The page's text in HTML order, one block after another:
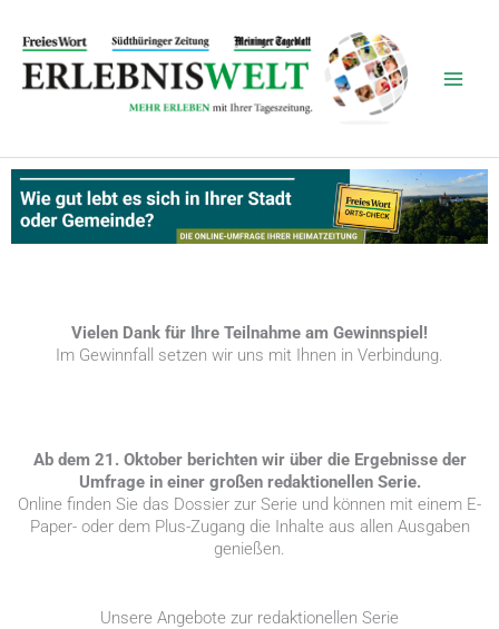
Inhalt
springen
Vielen Dank für Ihre Teilnahme am Gewinnspiel!
Im Gewinnfall setzen wir uns mit Ihnen in Verbindung.
Ab dem 21. Oktober berichten wir über die Ergebnisse der
Umfrage in einer großen redaktionellen Serie.
Online finden Sie das Dossier zur Serie und können mit einem E-
Paper- oder dem Plus-Zugang die Inhalte aus allen Ausgaben
genießen.
Unsere Angebote zur redaktionellen Serie